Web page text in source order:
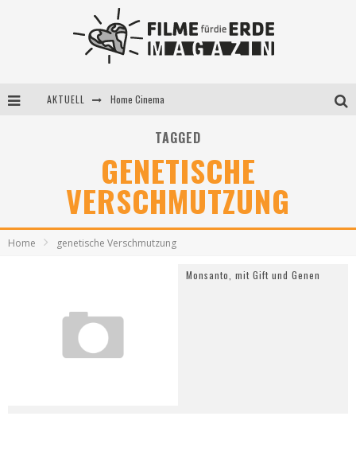
AKTUELL Home Cinema
5 Fragen, 3 Festivalpartner*innen
TAGGED
GENETISCHE
VERSCHMUTZUNG
Home genetische Verschmutzung
Monsanto, mit Gift und Genen